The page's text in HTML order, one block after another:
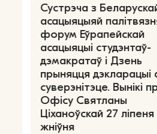
Сустрэча з
асацыяцыяй
форум Еўрапейскай
асацыяцыі студэнтаў-
дэмакратаў і Дзень
прыняцця дэкларацыі
суверэнітэце. Вынікі
Офісу Святланы
Ціханоўскай 27
жніўня